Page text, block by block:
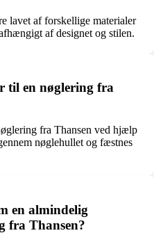
lavet af forskellige materialer
af designet og stilen.
til en nøglering fra
fra Thansen ved hjælp
nøglehullet og fæstnes
en almindelig
fra Thansen?